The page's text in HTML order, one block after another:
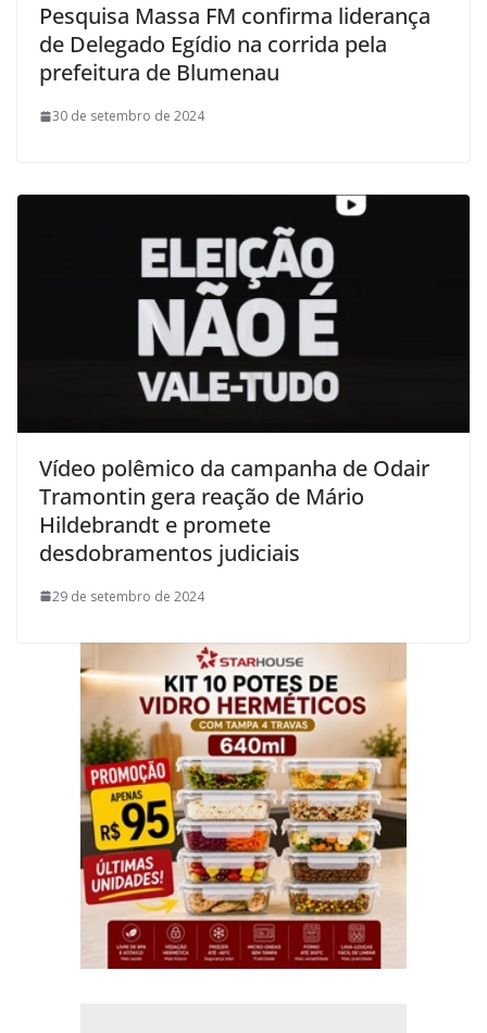
Pesquisa Massa FM confirma liderança
de Delegado Egídio na corrida pela
prefeitura de Blumenau
30 de setembro de 2024
Vídeo polêmico da campanha de Odair
Tramontin gera reação de Mário
Hildebrandt e promete
desdobramentos judiciais
29 de setembro de 2024